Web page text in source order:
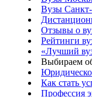
Вузы Санкт-
Отзывы о
Рейтинги
«Лучший
Выбираем
Как стать
Профессия